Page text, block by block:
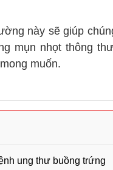
này sẽ giúp
mụn nhọt thông
muốn.
ung thư buồng trứng